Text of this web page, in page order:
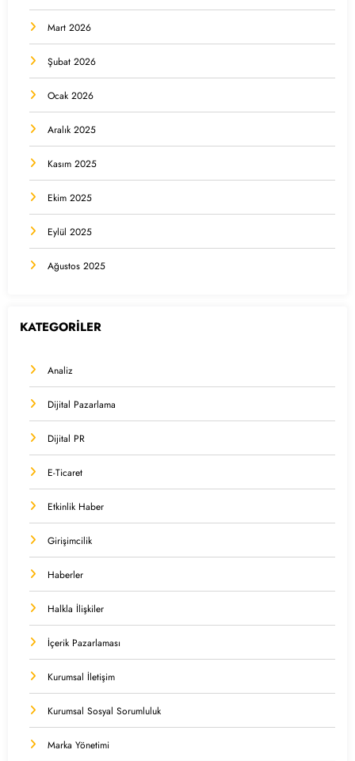
Mart 2026
Şubat 2026
Ocak 2026
Aralık 2025
Kasım 2025
Ekim 2025
Eylül 2025
Ağustos 2025
KATEGORİLER
Analiz
Dijital Pazarlama
Dijital PR
E-Ticaret
Etkinlik Haber
Girişimcilik
Haberler
Halkla İlişkiler
İçerik Pazarlaması
Kurumsal İletişim
Kurumsal Sosyal Sorumluluk
Marka Yönetimi